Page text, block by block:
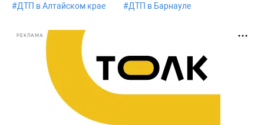
#ДТП в Алтайском крае #ДТП в Барнауле
РЕКЛАМА